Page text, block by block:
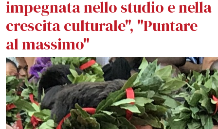
impegnata nello studio e nella
crescita culturale", "Puntare
al massimo"